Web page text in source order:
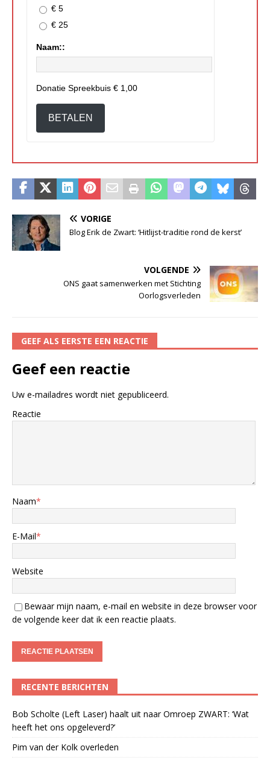
€ 5
€ 25
Naam::
Donatie Spreekbuis € 1,00
BETALEN
VORIGE
Blog Erik de Zwart: ‘Hitlijst-traditie rond de kerst’
VOLGENDE
ONS gaat samenwerken met Stichting
Oorlogsverleden
GEEF ALS EERSTE EEN REACTIE
Geef een reactie
Uw e-mailadres wordt niet gepubliceerd.
Reactie
Naam*
E-Mail*
Website
Bewaar mijn naam, e-mail en website in deze browser voor
de volgende keer dat ik een reactie plaats.
RECENTE BERICHTEN
Bob Scholte (Left Laser) haalt uit naar Omroep ZWART: ‘Wat
heeft het ons opgeleverd?’
Pim van der Kolk overleden